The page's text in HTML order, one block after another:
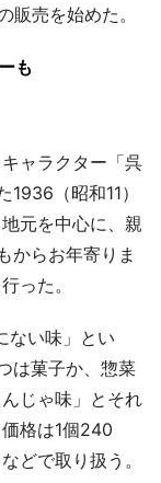
販売を始めた。
も
ャラクター「呉
（昭和11）
元を中心に、親
からお年寄りま
った。
ない味」とい
は菓子か、惣菜
じゃ味」とそれ
格は1個240
どで取り扱う。